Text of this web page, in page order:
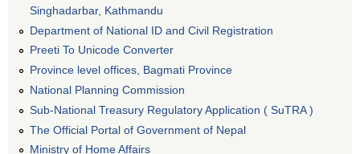
Singhadarbar, Kathmandu
Department of National ID and Civil Registration
Preeti To Unicode Converter
Province level offices, Bagmati Province
National Planning Commission
Sub-National Treasury Regulatory Application ( SuTRA )
The Official Portal of Government of Nepal
Ministry of Home Affairs